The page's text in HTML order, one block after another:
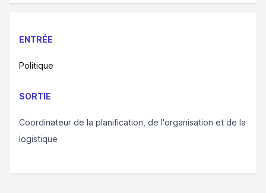
ENTRÉE
Politique
SORTIE
Coordinateur de la planification, de l'organisation et de la
logistique